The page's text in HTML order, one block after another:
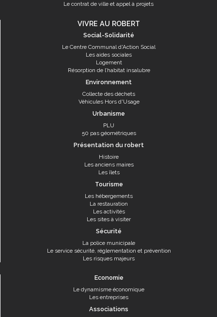
Le contrat de ville et appel à projets
VIVRE AU ROBERT
Social-Solidarité
Le Centre Communal d'Action Social
Les aides sociales
Logement
Résorption de l’habitat insalubre
Environnement
Collecte des déchets
Véhicules Hors d'Usage
Urbanisme
PLU
50 pas géométriques
Présentation du robert
Histoire
Les anciens maires
Les îlets
Tourisme
Les hébergements
La restauration
Les activités
Les sites à visiter
Sécurité
La police municipale
Le service sécurité, réglementation et prévention
Les risques majeurs
Economie
Le dynamisme économique
Les entreprises
Associations